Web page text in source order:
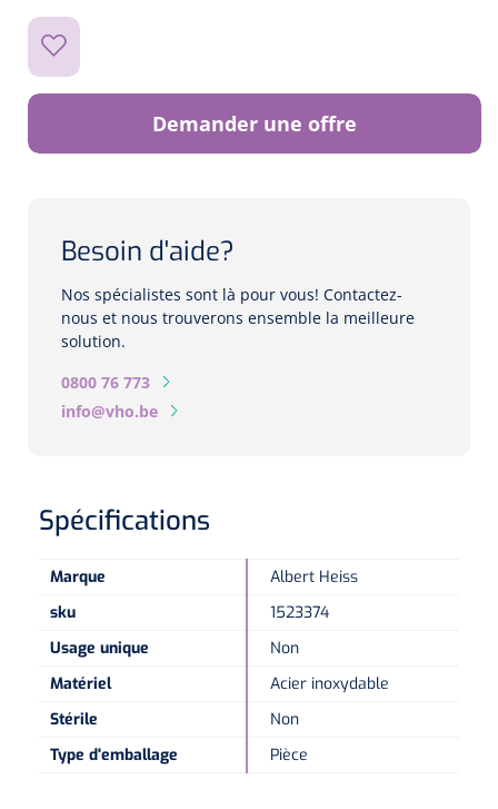
Biomètres optiques
Echo
Lampes à fente
Écrans d'optotypes
Demander une offre
Besoin d'aide?
Nos spécialistes sont là pour vous! Contactez-
nous et nous trouverons ensemble la meilleure
solution.
0800 76 773
info@vho.be
Spécifications
Marque
Albert Heiss
sku
1523374
Usage unique
Non
Matériel
Acier inoxydable
Stérile
Non
Type d'emballage
Pièce